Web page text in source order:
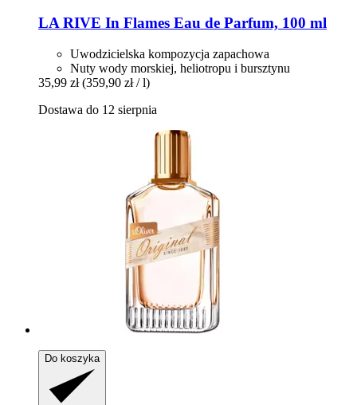
LA RIVE In Flames Eau de Parfum, 100 ml
Uwodzicielska kompozycja zapachowa
Nuty wody morskiej, heliotropu i bursztynu
35,99 zł (359,90 zł / l)
Dostawa do 12 sierpnia
Do koszyka